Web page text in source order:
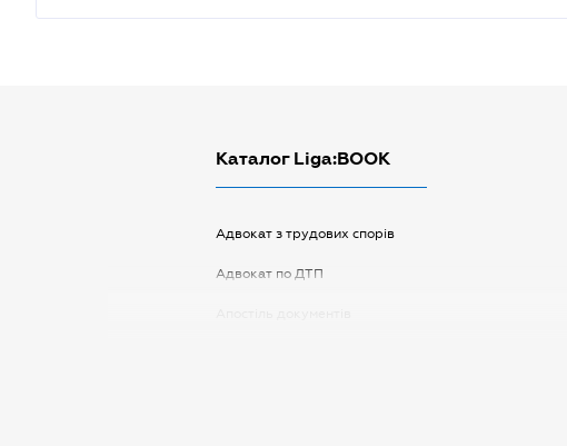
Каталог Liga:BOOK
Адвокат з трудових спорів
Адвокат по ДТП